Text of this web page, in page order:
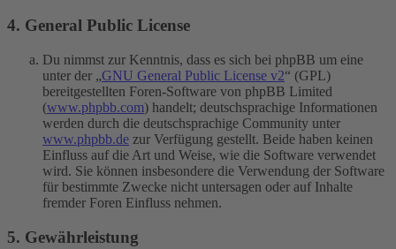
4. General Public License
Du nimmst zur Kenntnis, dass es sich bei phpBB um eine
unter der „GNU General Public License v2“ (GPL)
bereitgestellten Foren-Software von phpBB Limited
(www.phpbb.com) handelt; deutschsprachige Informationen
werden durch die deutschsprachige Community unter
www.phpbb.de zur Verfügung gestellt. Beide haben keinen
Einfluss auf die Art und Weise, wie die Software verwendet
wird. Sie können insbesondere die Verwendung der Software
für bestimmte Zwecke nicht untersagen oder auf Inhalte
fremder Foren Einfluss nehmen.
5. Gewährleistung